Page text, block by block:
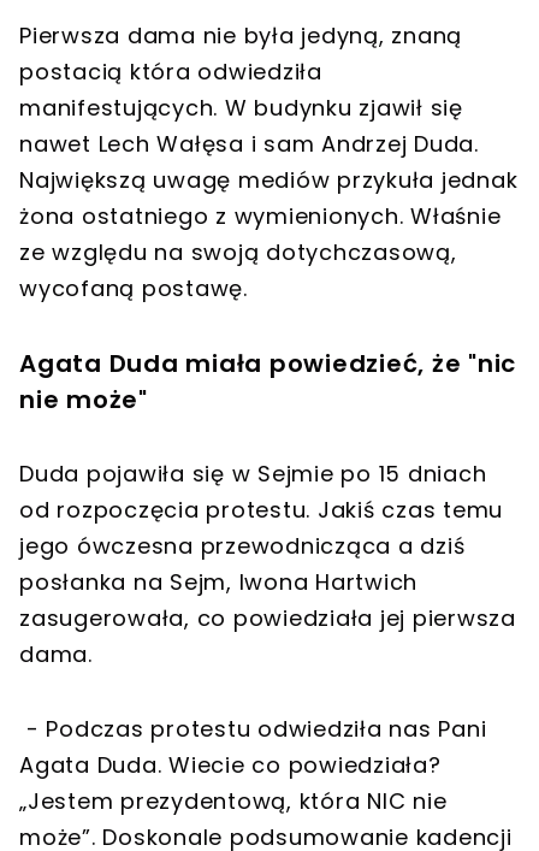
Pierwsza dama nie była jedyną, znaną
postacią która odwiedziła
manifestujących. W budynku zjawił się
nawet Lech Wałęsa i sam Andrzej Duda.
Największą uwagę mediów przykuła jednak
żona ostatniego z wymienionych. Właśnie
ze względu na swoją dotychczasową,
wycofaną postawę.
Agata Duda miała powiedzieć, że "nic
nie może"
Duda pojawiła się w Sejmie po 15 dniach
od rozpoczęcia protestu. Jakiś czas temu
jego ówczesna przewodnicząca a dziś
posłanka na Sejm, Iwona Hartwich
zasugerowała, co powiedziała jej pierwsza
dama.
- Podczas protestu odwiedziła nas Pani
Agata Duda. Wiecie co powiedziała?
„Jestem prezydentową, która NIC nie
może”. Doskonale podsumowanie kadencji